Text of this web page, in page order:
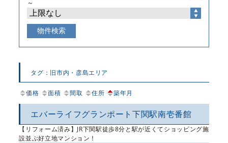
タグ：旧市内・彦島エリア
価格 面積 間取 住所 築年月
エバーライフグランポート下関駅南壱番館
【リフォーム済み】JR下関駅徒歩8分と駅が近くてショッピング施
設並ぶ好立地マンション！
～